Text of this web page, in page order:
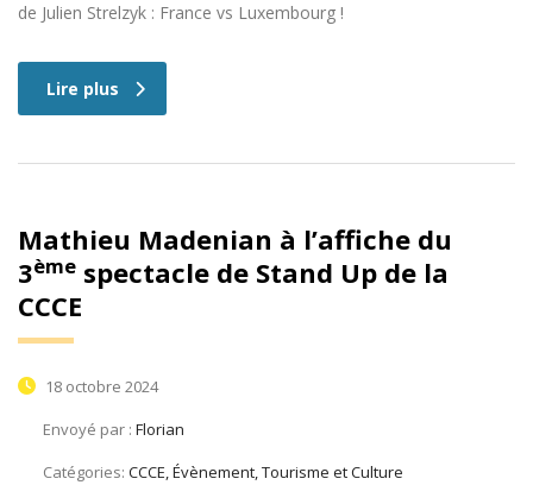
de Julien Strelzyk : France vs Luxembourg !
Lire plus
Mathieu Madenian à l’affiche du
3ème spectacle de Stand Up de la
CCCE
18 octobre 2024
Envoyé par : Florian
Catégories: CCCE, Évènement, Tourisme et Culture